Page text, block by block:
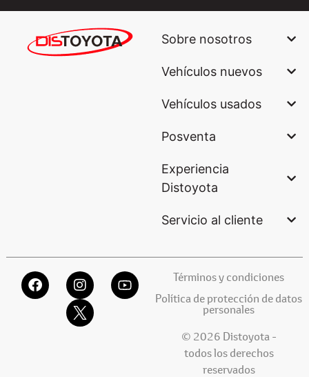
Sobre nosotros
Vehículos nuevos
Vehículos usados
Posventa
Experiencia
Distoyota
Servicio al cliente
Términos y condiciones
Política de protección de datos
personales
© 2026 Distoyota -
todos los derechos
reservados